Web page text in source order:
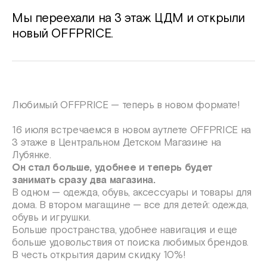
Мы переехали на 3 этаж ЦДМ и открыли
новый OFFPRICE.
Любимый OFFPRICE — теперь в новом формате!
16 июля встречаемся в новом аутлете OFFPRICE на
3 этаже в Центральном Детском Магазине на
Лубянке.
Он стал больше, удобнее и теперь будет
занимать сразу два магазина.
В одном — одежда, обувь, аксессуары и товары для
дома. В втором магащине — все для детей: одежда,
обувь и игрушки.
Больше пространства, удобнее навигация и еще
больше удовольствия от поиска любимых брендов.
В честь открытия дарим скидку 10%!